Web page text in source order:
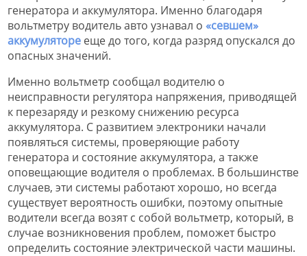
генератора и аккумулятора. Именно благодаря
вольтметру водитель авто узнавал о «севшем»
аккумуляторе еще до того, когда разряд опускался до
опасных значений.
Именно вольтметр сообщал водителю о
неисправности регулятора напряжения, приводящей
к перезаряду и резкому снижению ресурса
аккумулятора. С развитием электроники начали
появляться системы, проверяющие работу
генератора и состояние аккумулятора, а также
оповещающие водителя о проблемах. В большинстве
случаев, эти системы работают хорошо, но всегда
существует вероятность ошибки, поэтому опытные
водители всегда возят с собой вольтметр, который, в
случае возникновения проблем, поможет быстро
определить состояние электрической части машины.